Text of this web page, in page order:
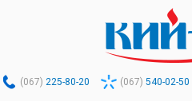
(067) 225-80-20 (067) 540-02-50